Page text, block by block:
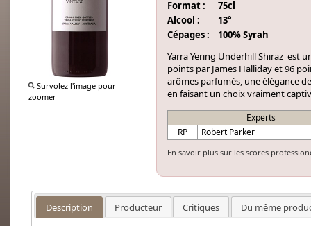
Survolez l'image pour
zoomer
Format :
75cl
Alcool :
13°
Cépages :
100% Syrah
Yarra Yering Underhill Shiraz est
points par James Halliday et 96
arômes parfumés, une élégance
en faisant un choix vraiment
Experts
RP
Robert Parker
En savoir plus sur les scores
Description Producteur Critiques Du même